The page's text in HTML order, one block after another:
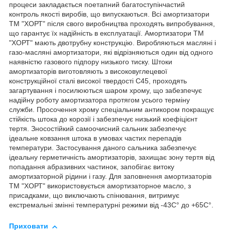
процеси закладається поетапний багатоступінчастий
контроль якості виробів, що випускаються. Всі амортизатори
ТМ "ХОРТ" після свого виробництва проходять випробування,
що гарантує їх надійність в експлуатації. Амортизатори TM
"ХОРТ" мають двотрубну конструкцію. Виробляються масляні і
газо-масляні амортизатори, які відрізняються один від одного
наявністю газового підпору низького тиску. Штоки
амортизаторів виготовляють з високовуглецевої
конструкційної сталі високої твердості С45, проходять
загартування і посилюються шаром хрому, що забезпечує
надійну роботу амортизатора протягом усього терміну
служби. Просочення хрому спеціальним антикором покращує
стійкість штока до корозії і забезпечує низький коефіцієнт
тертя. Зносостійкий самоочисний сальник забезпечує
ідеальне ковзання штока в умовах частих перепадів
температури. Застосування даного сальника забезпечує
ідеальну герметичність амортизаторів, захищає зону тертя від
попадання абразивних частинок, запобігає витоку
амортизаторной рідини і газу. Для заповнення амортизаторів
TM "ХОРТ" використовується амортизаторное масло, з
присадками, що виключають спінювання, витримує
екстремальні змінні температурні режими від -43С° до +65С°.
Приховати